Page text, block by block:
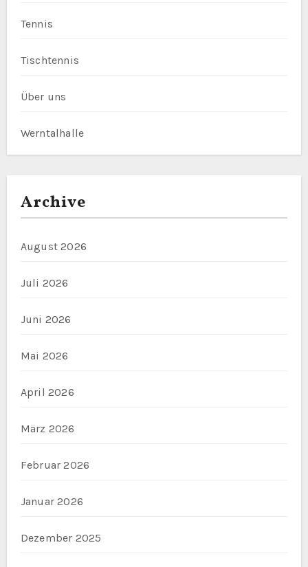
Tennis
Tischtennis
Über uns
Werntalhalle
Archive
August 2026
Juli 2026
Juni 2026
Mai 2026
April 2026
März 2026
Februar 2026
Januar 2026
Dezember 2025